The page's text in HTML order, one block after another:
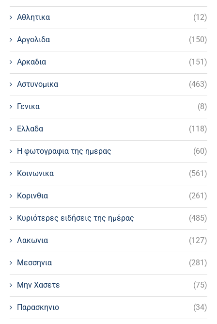
Αθλητικα (12)
Αργολιδα (150)
Αρκαδια (151)
Αστυνομικα (463)
Γενικα (8)
Ελλαδα (118)
Η φωτογραφια της ημερας (60)
Κοινωνικα (561)
Κορινθια (261)
Κυριότερες ειδήσεις της ημέρας (485)
Λακωνια (127)
Μεσσηνια (281)
Μην Χασετε (75)
Παρασκηνιο (34)